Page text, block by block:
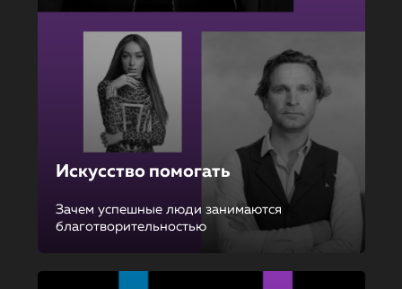
Искусство помогать
Зачем успешные люди занимаются
благотворительностью